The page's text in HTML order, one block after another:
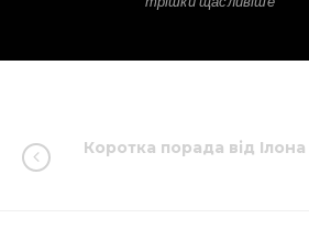
Коротка порада від